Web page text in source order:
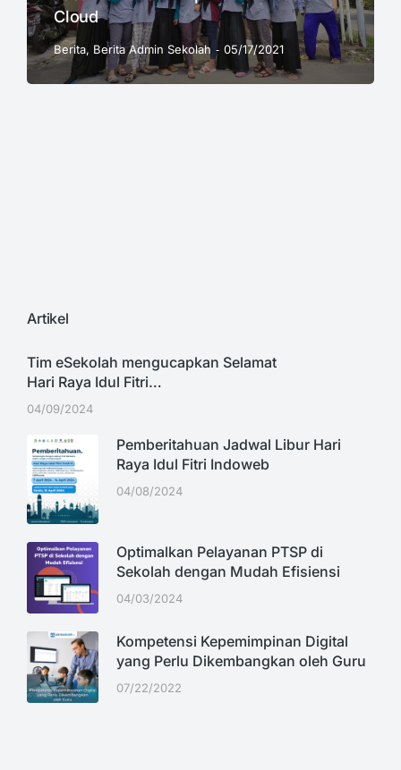
Cloud
Berita, Berita Admin Sekolah 05/17/2021
Artikel
Tim eSekolah mengucapkan Selamat
Hari Raya Idul Fitri…
04/09/2024
Pemberitahuan Jadwal Libur Hari
Raya Idul Fitri Indoweb
04/08/2024
Optimalkan Pelayanan PTSP di
Sekolah dengan Mudah Efisiensi
04/03/2024
Kompetensi Kepemimpinan Digital
yang Perlu Dikembangkan oleh Guru
07/22/2022